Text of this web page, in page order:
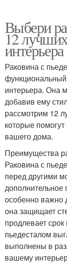
Выбери
12
интерьера
Раковина с
интерьера. Она
добавив ему
рассмотрим 12
которые
вашего дома.
Преимущества
Раковина с
перед другими
дополнительное
особенно важно
она защищает
продлевает
пьедесталом
выполнены в
вашему